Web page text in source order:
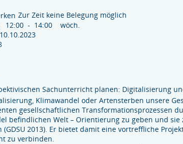
Zur Zeit keine Belegung möglich
12:00 - 14:00 wöch.
Sachunterricht planen: Digitalisierung
Klimawandel oder Artensterben unsere
gesellschaftlichen Transformationsprozessen
befindlichen Welt – Orientierung zu geben und
(GDSU 2013). Er bietet damit eine vortreffliche
zu verbinden.